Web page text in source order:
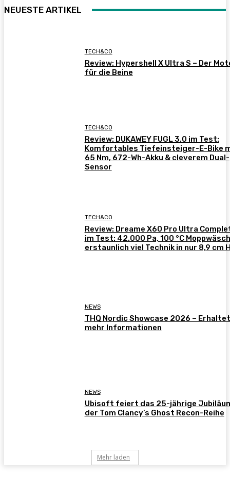
NEUESTE ARTIKEL
TECH&CO
Review: Hypershell X Ultra S – Der
für die Beine
TECH&CO
Review: DUKAWEY FUGL 3.0 im Test:
Komfortables Tiefeinsteiger-E-Bike
65 Nm, 672-Wh-Akku & cleverem Dual-
Sensor
TECH&CO
Review: Dreame X60 Pro Ultra
im Test: 42.000 Pa, 100 °C
erstaunlich viel Technik in nur 8,9 cm
NEWS
THQ Nordic Showcase 2026 – Erhaltet
mehr Informationen
NEWS
Ubisoft feiert das 25-jährige
der Tom Clancy’s Ghost Recon-Reihe
Mehr laden